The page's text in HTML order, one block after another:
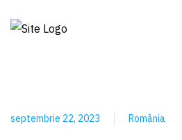
septembrie 22, 2023 România